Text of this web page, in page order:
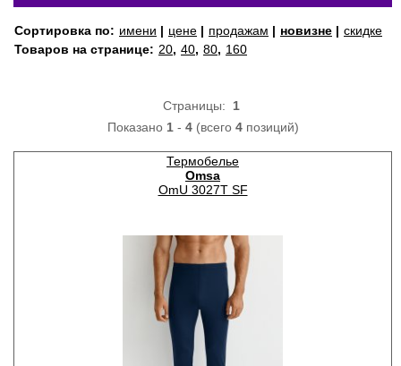
Сортировка по: имени | цене | продажам | новизне | скидке
Товаров на странице: 20, 40, 80, 160
Страницы: 1
Показано 1- 4(всего 4позиций)
Термобелье
Omsa
OmU 3027T SF